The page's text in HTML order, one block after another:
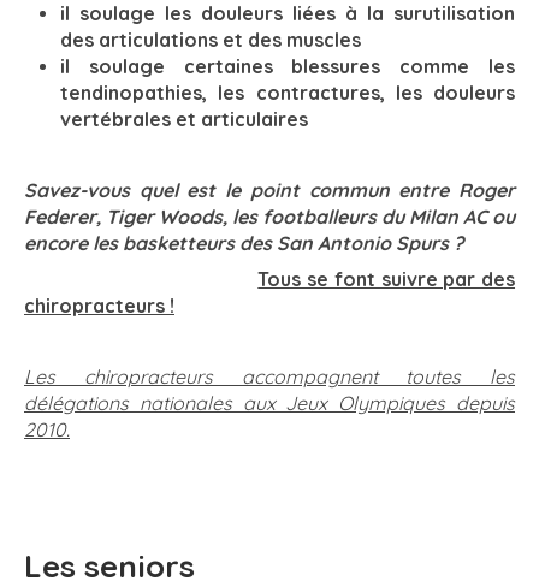
il soulage les douleurs liées à la surutilisation
des articulations et des muscles
il soulage certaines blessures comme les
tendinopathies, les contractures, les douleurs
vertébrales et articulaires
Savez-vous quel est le point commun entre Roger
Federer, Tiger Woods, les footballeurs du Milan AC ou
encore les basketteurs des San Antonio Spurs ?
Tous se font suivre par des
chiropracteurs !
Les chiropracteurs accompagnent toutes les
délégations nationales aux Jeux Olympiques depuis
2010.
Les seniors